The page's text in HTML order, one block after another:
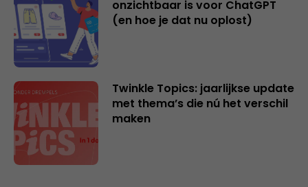
onzichtbaar is voor ChatGPT
(en hoe je dat nu oplost)
Twinkle Topics: jaarlijkse update
met thema’s die nú het verschil
maken